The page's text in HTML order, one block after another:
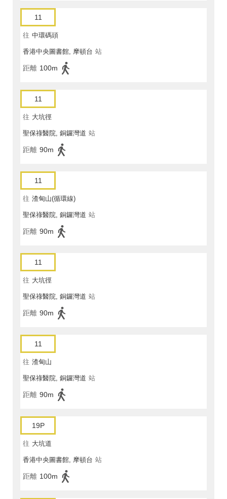
11
往 中環碼頭
香港中央圖書館, 摩頓台 站
距離 100m
11
往 大坑徑
聖保祿醫院, 銅鑼灣道 站
距離 90m
11
往 渣甸山(循環線)
聖保祿醫院, 銅鑼灣道 站
距離 90m
11
往 大坑徑
聖保祿醫院, 銅鑼灣道 站
距離 90m
11
往 渣甸山
聖保祿醫院, 銅鑼灣道 站
距離 90m
19P
往 大坑道
香港中央圖書館, 摩頓台 站
距離 100m